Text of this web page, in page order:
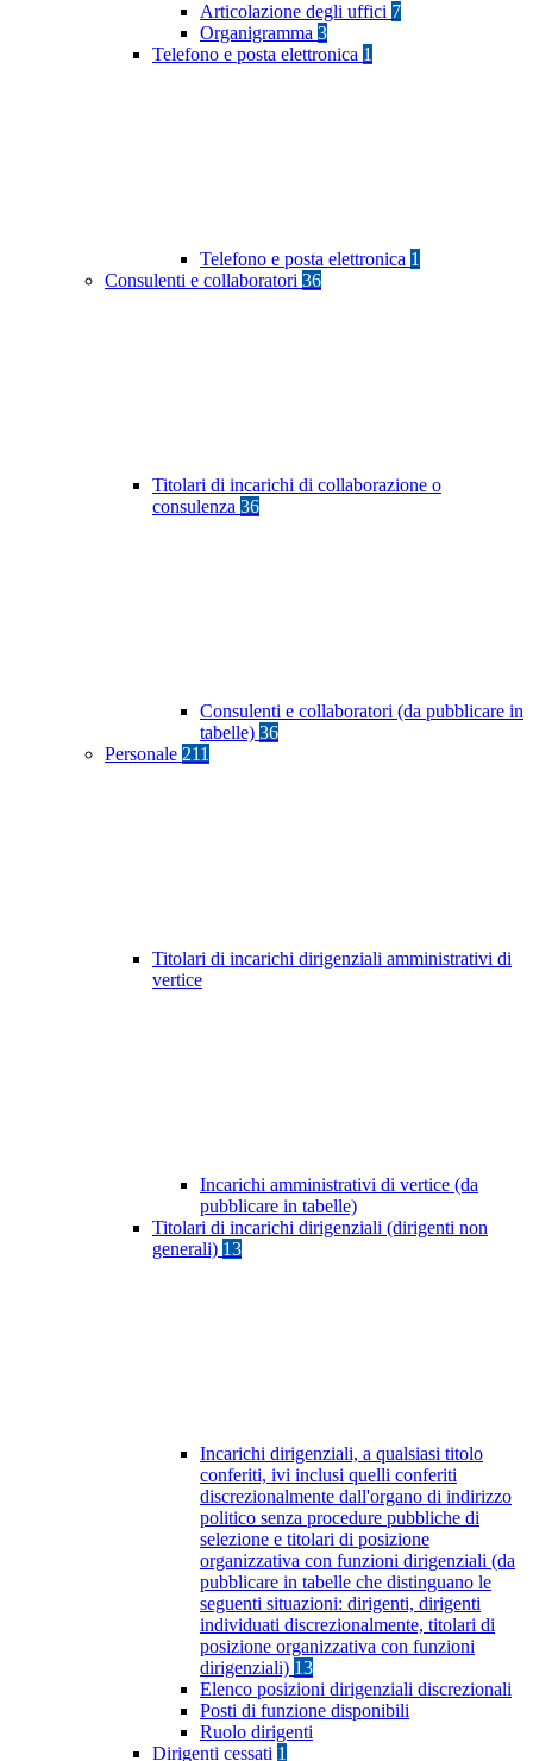
Articolazione degli uffici 7
Organigramma 3
Telefono e posta elettronica 1
Telefono e posta elettronica 1
Consulenti e collaboratori 36
Titolari di incarichi di collaborazione o
consulenza 36
Consulenti e collaboratori (da pubblicare in
tabelle) 36
Personale 211
Titolari di incarichi dirigenziali amministrativi di
vertice
Incarichi amministrativi di vertice (da
pubblicare in tabelle)
Titolari di incarichi dirigenziali (dirigenti non
generali) 13
Incarichi dirigenziali, a qualsiasi titolo
conferiti, ivi inclusi quelli conferiti
discrezionalmente dall'organo di indirizzo
politico senza procedure pubbliche di
selezione e titolari di posizione
organizzativa con funzioni dirigenziali (da
pubblicare in tabelle che distinguano le
seguenti situazioni: dirigenti, dirigenti
individuati discrezionalmente, titolari di
posizione organizzativa con funzioni
dirigenziali) 13
Elenco posizioni dirigenziali discrezionali
Posti di funzione disponibili
Ruolo dirigenti
Dirigenti cessati 1